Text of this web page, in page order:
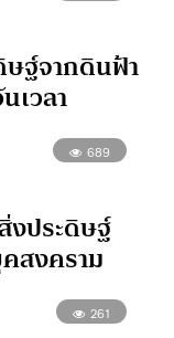
ฐ์จากดินฟ้า
เวลา
689
งประดิษฐ์
สงคราม
261